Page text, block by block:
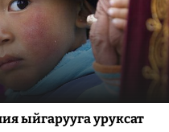
ыйгарууга уруксат